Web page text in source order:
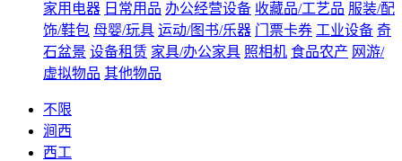
家用电器 日常用品 办公经营设备 收藏品/工艺品 服装/配
饰/鞋包 母婴/玩具 运动/图书/乐器 门票卡券 工业设备 奇
石盆景 设备租赁 家具/办公家具 照相机 食品农产 网游/
虚拟物品 其他物品
不限
涧西
西工